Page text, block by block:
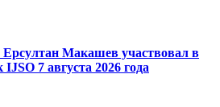
Ерсултан Макашев участвовал в
7 августа 2026 года